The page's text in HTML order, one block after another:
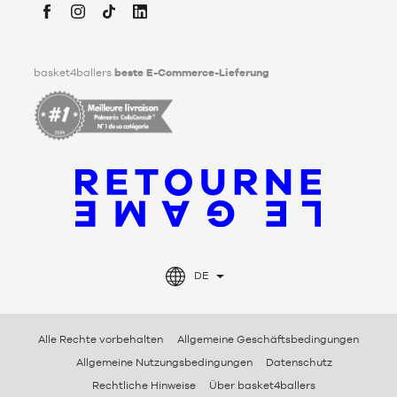
Tod festlegen kann. Um mehr darüber zu erfahren,
bitte hier
DE
basket4ballers beste E-Commerce-Lieferung
Alle Rechte vorbehalten
Allgemeine Geschäftsbedingungen
Allgemeine Nutzungsbedingungen
Datenschutz
Rechtliche Hinweise
Über basket4ballers